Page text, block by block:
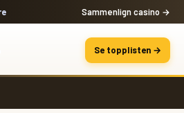
Sammenlign casino →
Se topplisten →